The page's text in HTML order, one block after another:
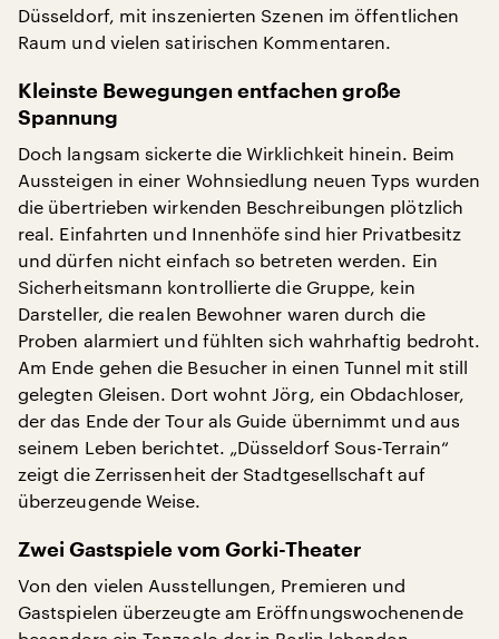
Düsseldorf, mit inszenierten Szenen im öffentlichen
Raum und vielen satirischen Kommentaren.
Kleinste Bewegungen entfachen große
Spannung
Doch langsam sickerte die Wirklichkeit hinein. Beim
Aussteigen in einer Wohnsiedlung neuen Typs wurden
die übertrieben wirkenden Beschreibungen plötzlich
real. Einfahrten und Innenhöfe sind hier Privatbesitz
und dürfen nicht einfach so betreten werden. Ein
Sicherheitsmann kontrollierte die Gruppe, kein
Darsteller, die realen Bewohner waren durch die
Proben alarmiert und fühlten sich wahrhaftig bedroht.
Am Ende gehen die Besucher in einen Tunnel mit still
gelegten Gleisen. Dort wohnt Jörg, ein Obdachloser,
der das Ende der Tour als Guide übernimmt und aus
seinem Leben berichtet. „Düsseldorf Sous-Terrain“
zeigt die Zerrissenheit der Stadtgesellschaft auf
überzeugende Weise.
Zwei Gastspiele vom Gorki-Theater
Von den vielen Ausstellungen, Premieren und
Gastspielen überzeugte am Eröffnungswochenende